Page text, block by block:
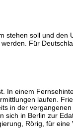
soll und
Für
einem
laufen.
in der
in Berlin zur
Rörig, für